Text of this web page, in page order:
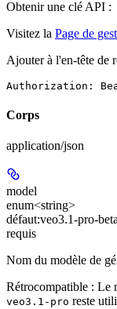
Obtenir une clé API :
Visitez la Page de
Ajouter à l'en-tête de
Authorization:
Corps
application/json
model
enum<string>
défaut:veo3.1-pro-beta
requis
Nom du modèle de
Rétrocompatible : Le
veo3.1-pro reste